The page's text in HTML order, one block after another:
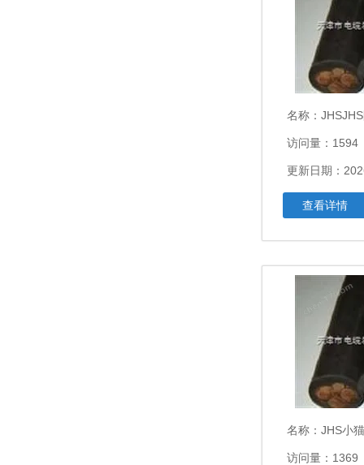
名称： JHSJHS防水电缆
访问量：1594
更新日期：
查看详情
名称： JHS小猫牌电
访问量：1369